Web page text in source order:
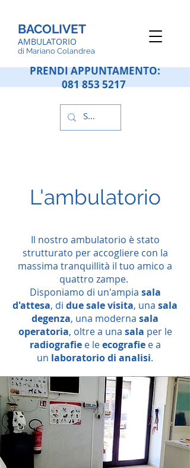
BACOLIVET
AMBULATORIO
di Mariano Colandrea
PRENDI APPUNTAMENTO:
081 853 5217
L'ambulatorio
Il nostro ambulatorio è stato
strutturato per accogliere con la
massima tranquillità il tuo amico a
quattro zampe.
Disponiamo di un'ampia sala
d'attesa, di due sale visita, una sala
degenza, una moderna sala
operatoria, oltre a una sala per le
radiografiee leecografiee a
un laboratorio di analisi.